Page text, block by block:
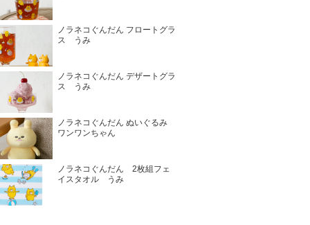
ノラネコぐんだん フロートグラ
ス うみ
ノラネコぐんだん デザートグラ
ス うみ
ノラネコぐんだん ぬいぐるみ
ワンワンちゃん
ノラネコぐんだん 2枚組フェ
イスタオル うみ